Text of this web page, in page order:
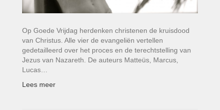
Op Goede Vrijdag herdenken christenen de kruisdood
van Christus. Alle vier de evangeliën vertellen
gedetailleerd over het proces en de terechtstelling van
Jezus van Nazareth. De auteurs Matteüs, Marcus,
Lucas…
Lees meer